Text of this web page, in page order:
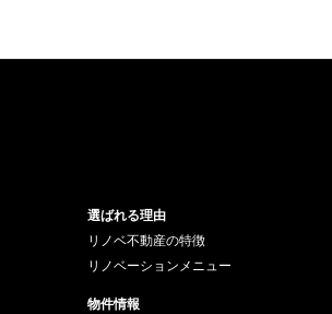
選ばれる理由
リノベ不動産の特徴
リノベーションメニュー
物件情報